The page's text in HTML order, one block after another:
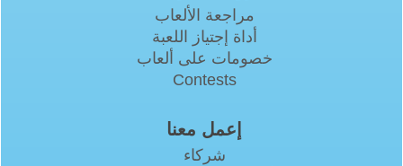
مراجعة الألعاب
أداة إجتياز اللعبة
خصومات على ألعاب
Contests
إعمل معنا
شركاء